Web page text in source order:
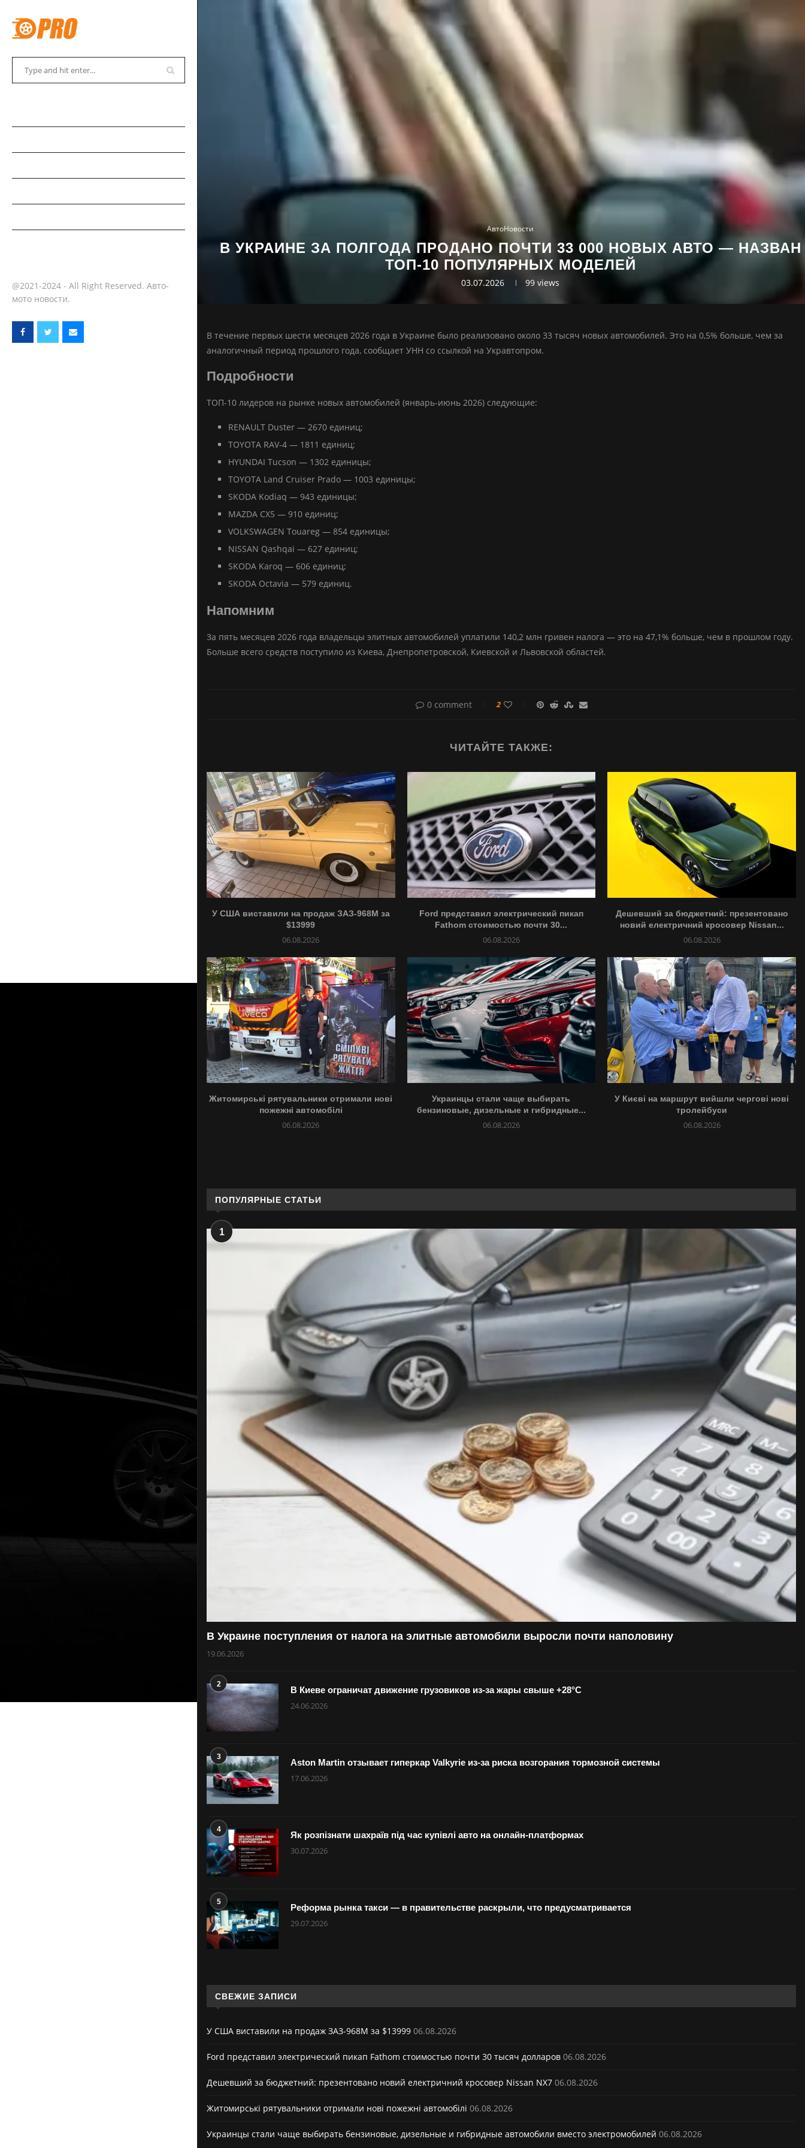
@2021-2024 - All Right Reserved. Авто-
мото новости.
АвтоНовости
В УКРАИНЕ ЗА ПОЛГОДА ПРОДАНО ПОЧТИ 33 000 НОВЫХ АВТО — НАЗВАН
ТОП-10 ПОПУЛЯРНЫХ МОДЕЛЕЙ
03.07.2026 99 views
В течение первых шести месяцев 2026 года в Украине было реализовано около 33 тысяч новых автомобилей. Это на 0,5% больше, чем за
аналогичный период прошлого года, сообщает УНН со ссылкой на Укравтопром.
Подробности
ТОП-10 лидеров на рынке новых автомобилей (январь-июнь 2026) следующие:
RENAULT Duster — 2670 единиц;
TOYOTA RAV-4 — 1811 единиц;
HYUNDAI Tucson — 1302 единицы;
TOYOTA Land Cruiser Prado — 1003 единицы;
SKODA Kodiaq — 943 единицы;
MAZDA CX5 — 910 единиц;
VOLKSWAGEN Touareg — 854 единицы;
NISSAN Qashqai — 627 единиц;
SKODA Karoq — 606 единиц;
SKODA Octavia — 579 единиц.
Напомним
За пять месяцев 2026 года владельцы элитных автомобилей уплатили 140,2 млн гривен налога — это на 47,1% больше, чем в прошлом году.
Больше всего средств поступило из Киева, Днепропетровской, Киевской и Львовской областей.
0 comment 2
ЧИТАЙТЕ ТАКЖЕ:
У США виставили на продаж ЗАЗ-968М за
$13999
06.08.2026
Ford представил электрический пикап
Fathom стоимостью почти 30...
06.08.2026
Дешевший за бюджетний: презентовано
новий електричний кросовер Nissan...
06.08.2026
Житомирські рятувальники отримали нові
пожежні автомобілі
06.08.2026
Украинцы стали чаще выбирать
бензиновые, дизельные и гибридные...
06.08.2026
У Києві на маршрут вийшли чергові нові
тролейбуси
06.08.2026
ПОПУЛЯРНЫЕ СТАТЬИ
1
В Украине поступления от налога на элитные автомобили выросли почти наполовину
19.06.2026
2
В Киеве ограничат движение грузовиков из-за жары свыше +28°С
24.06.2026
3
Aston Martin отзывает гиперкар Valkyrie из-за риска возгорания тормозной системы
17.06.2026
4
Як розпізнати шахраїв під час купівлі авто на онлайн-платформах
30.07.2026
5
Реформа рынка такси — в правительстве раскрыли, что предусматривается
29.07.2026
СВЕЖИЕ ЗАПИСИ
У США виставили на продаж ЗАЗ-968М за $13999 06.08.2026
Ford представил электрический пикап Fathom стоимостью почти 30 тысяч долларов 06.08.2026
Дешевший за бюджетний: презентовано новий електричний кросовер Nissan NX7 06.08.2026
Житомирські рятувальники отримали нові пожежні автомобілі 06.08.2026
Украинцы стали чаще выбирать бензиновые, дизельные и гибридные автомобили вместо электромобилей 06.08.2026